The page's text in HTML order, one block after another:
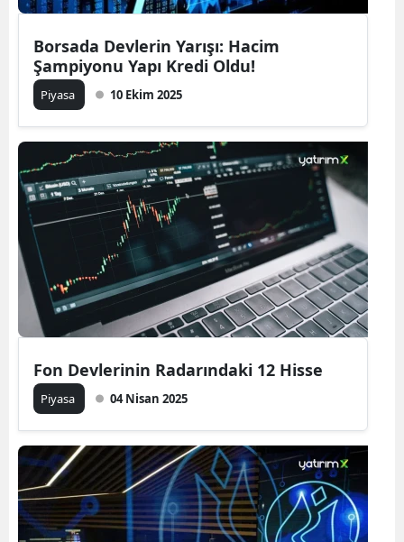
Borsada Devlerin Yarışı: Hacim
Şampiyonu Yapı Kredi Oldu!
Piyasa 10 Ekim 2025
Fon Devlerinin Radarındaki 12 Hisse
Piyasa 04 Nisan 2025